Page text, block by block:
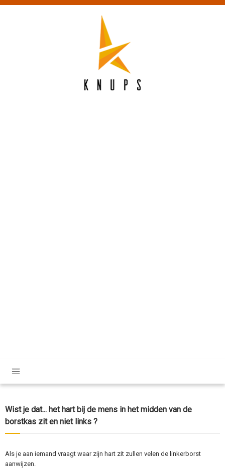
Wist je dat... het hart bij de mens in het midden van de
borstkas zit en niet links ?
Als je aan iemand vraagt waar zijn hart zit zullen velen de linkerborst
aanwijzen.